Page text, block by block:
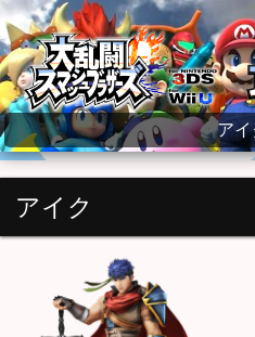
大乱闘スマッシュブラザーズ
アイ
アイク